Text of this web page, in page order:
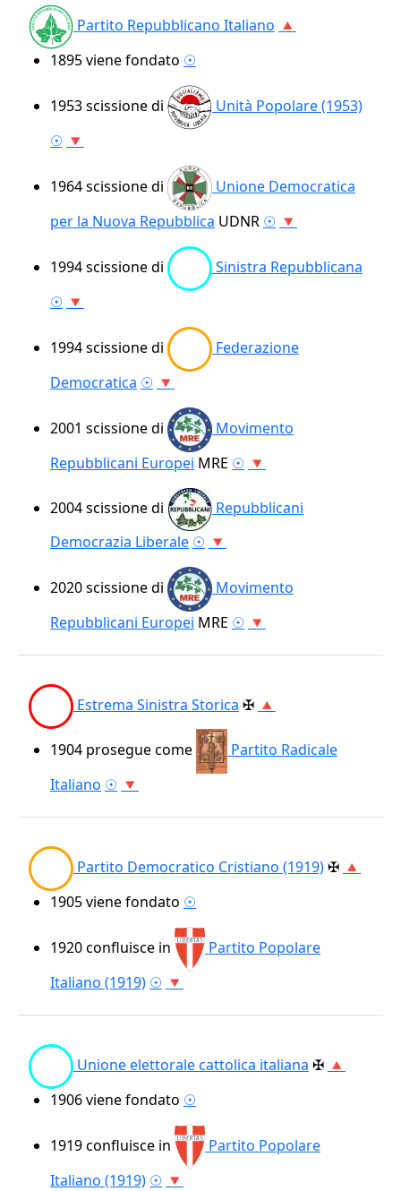
Partito Repubblicano Italiano 🔺
1895viene fondato ☉
1953scissione di
Unità Popolare (1953)
☉ 🔻
1964scissione di
Unione Democratica
per la Nuova Repubblica UDNR ☉ 🔻
1994scissione di
Sinistra Repubblicana
☉ 🔻
1994scissione di
Federazione
Democratica ☉ 🔻
2001 scissione di
Movimento
Repubblicani Europei MRE ☉ 🔻
2004scissione di
Repubblicani
Democrazia Liberale ☉ 🔻
2020scissione di
Movimento
Repubblicani Europei MRE ☉ 🔻
Estrema Sinistra Storica ✠ 🔺
1904 prosegue come
Partito Radicale
Italiano ☉ 🔻
Partito Democratico Cristiano (1919)✠ 🔺
1905viene fondato ☉
1920confluisce in
Partito Popolare
Italiano (1919) ☉ 🔻
Unione elettorale cattolica italiana ✠ 🔺
1906viene fondato ☉
1919confluisce in
Partito Popolare
Italiano (1919) ☉ 🔻